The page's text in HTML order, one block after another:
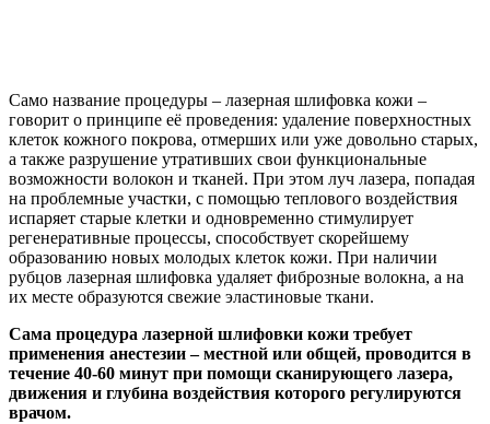
Само название процедуры – лазерная шлифовка кожи –
говорит о принципе её проведения: удаление поверхностных
клеток кожного покрова, отмерших или уже довольно старых,
а также разрушение утративших свои функциональные
возможности волокон и тканей. При этом луч лазера, попадая
на проблемные участки, с помощью теплового воздействия
испаряет старые клетки и одновременно стимулирует
регенеративные процессы, способствует скорейшему
образованию новых молодых клеток кожи. При наличии
рубцов лазерная шлифовка удаляет фиброзные волокна, а на
их месте образуются свежие эластиновые ткани.
Сама процедура лазерной шлифовки кожи требует
применения анестезии – местной или общей, проводится в
течение 40-60 минут при помощи сканирующего лазера,
движения и глубина воздействия которого регулируются
врачом.